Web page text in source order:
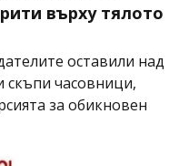
върху тялото
оставили над
скъпи часовници,
за обикновен